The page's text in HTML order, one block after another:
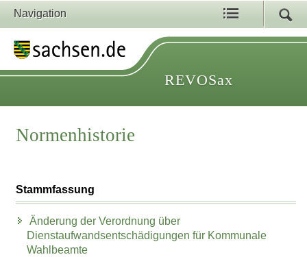
Navigation
REVOSax
Normenhistorie
Stammfassung
Änderung der Verordnung über
Dienstaufwandsentschädigungen für Kommunale
Wahlbeamte